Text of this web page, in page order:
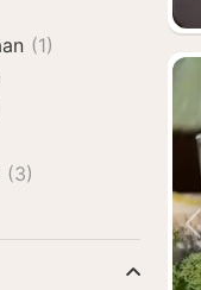
(1)
(3)